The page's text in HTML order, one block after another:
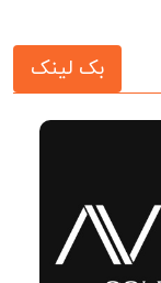
بک لینک